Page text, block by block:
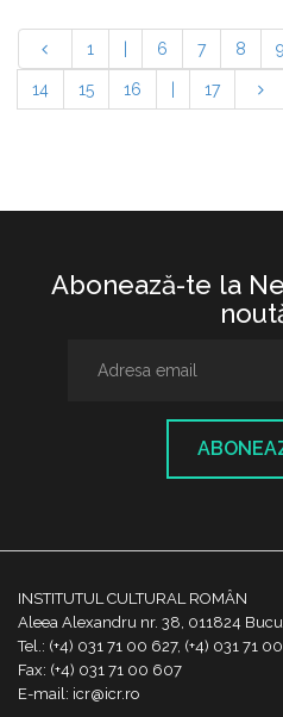
1 6 7 8 9
14 15 16 17
Abonează-te la
INSTITUTUL CULTURAL ROMÂN
Aleea Alexandru nr. 38, 011824
Tel.: (+4) 031 71 00 627, (+4) 031 71
Fax: (+4) 031 71 00 607
E-mail: icr@icr.ro